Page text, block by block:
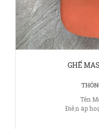
GHẾ
Tên
Điện áp